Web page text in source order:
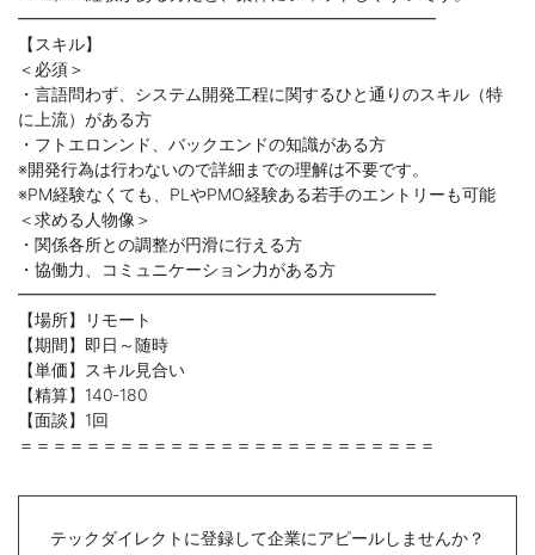
━━━━━━━━━━━━━━━━━━━━━━━━━
【スキル】
＜必須＞
・言語問わず、システム開発工程に関するひと通りのスキル（特
に上流）がある方
・フトエロンンド、バックエンドの知識がある方
※開発行為は行わないので詳細までの理解は不要です。
※PM経験なくても、PLやPMO経験ある若手のエントリーも可能
＜求める人物像＞
・関係各所との調整が円滑に行える方
・協働力、コミュニケーション力がある方
━━━━━━━━━━━━━━━━━━━━━━━━━
【場所】リモート
【期間】即日～随時
【単価】スキル見合い
【精算】140‐180
【面談】1回
＝＝＝＝＝＝＝＝＝＝＝＝＝＝＝＝＝＝＝＝＝＝＝＝＝
テックダイレクトに登録して企業にアピールしませんか？